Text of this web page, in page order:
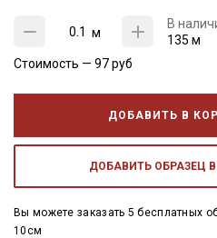
м
В
135 м
Стоимость — 97руб
ДОБАВИТЬ В
ДОБАВИТЬ ОБРАЗЕЦ
Вы можете заказать 5 бесплатных
10см